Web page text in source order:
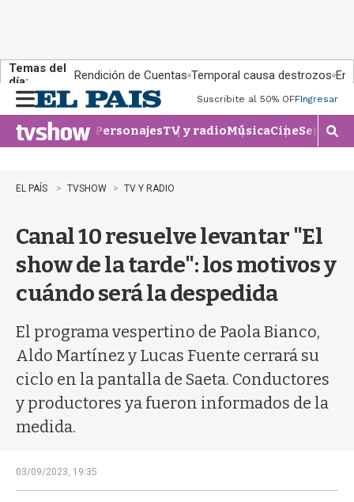
Temas del
día:
Rendición de Cuentas Temporal causa destrozos En
n
u
Suscribite al 50% OFFIngresar
PersonajesTV y radioMúsicaCineSeries
M
o
�
EL PAÍS TVSHOW TV Y RADIO
Canal 10 resuelve levantar "El
show de la tarde": los motivos y
cuándo será la despedida
El programa vespertino de Paola Bianco,
Aldo Martínez y Lucas Fuente cerrará su
ciclo en la pantalla de Saeta. Conductores
y productores ya fueron informados de la
medida.
03/09/2023, 19:35